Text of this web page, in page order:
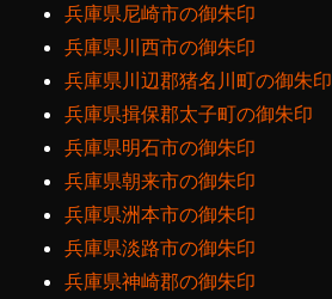
兵庫県尼崎市の御朱印
兵庫県川西市の御朱印
兵庫県川辺郡猪名川町の御朱印
兵庫県揖保郡太子町の御朱印
兵庫県明石市の御朱印
兵庫県朝来市の御朱印
兵庫県洲本市の御朱印
兵庫県淡路市の御朱印
兵庫県神崎郡の御朱印